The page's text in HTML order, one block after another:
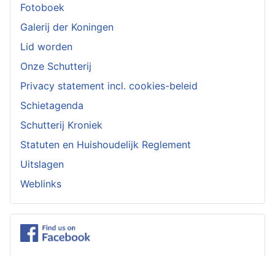
Fotoboek
Galerij der Koningen
Lid worden
Onze Schutterij
Privacy statement incl. cookies-beleid
Schietagenda
Schutterij Kroniek
Statuten en Huishoudelijk Reglement
Uitslagen
Weblinks